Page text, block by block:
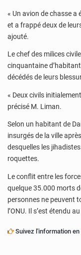
« Un avion de chasse a
et a frappé deux de
ajouté.
Le chef des milices
cinquantaine
décédés de leurs
« Deux civils
précisé M. Liman.
Selon un habitant de
insurgés de la ville
desquelles les
roquettes.
Le conflit entre les
quelque 35.000 morts
personnes ne peuvent
l’ONU. Il s’est étendu
Suivez l'information